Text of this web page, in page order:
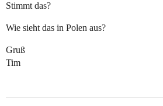
Stimmt das?
Wie sieht das in Polen aus?
Gruß
Tim